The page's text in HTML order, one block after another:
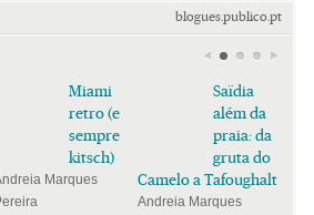
blogues.publico.pt
Miami
retro (e
sempre
kitsch)
Marques
Saïdia
além da
praia: da
gruta do
Camelo a Tafoughalt
Andreia Marques